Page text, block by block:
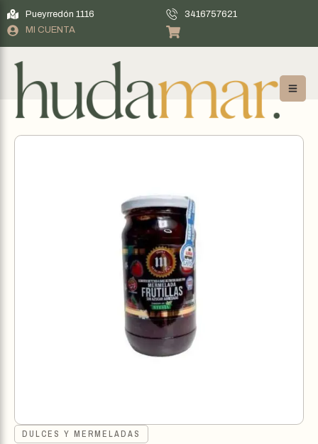
Pueyrredón 1116
3416757621
MI CUENTA
DULCES Y MERMELADAS